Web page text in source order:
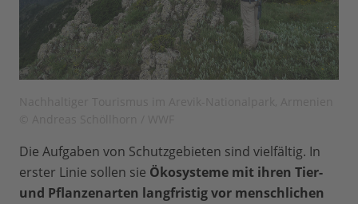
Die Aufgaben von Schutzgebieten sind vielfältig. In
erster Linie sollen sie Ökosysteme mit ihren Tier-
und Pflanzenarten langfristig vor menschlichen